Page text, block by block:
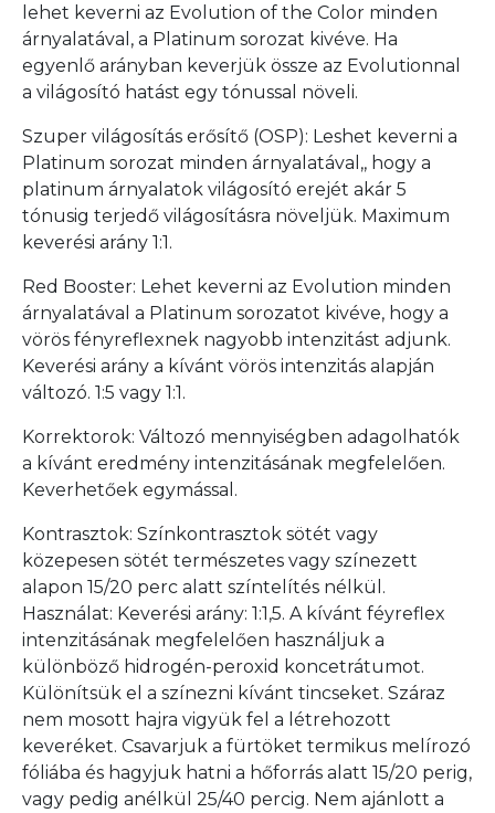
lehet keverni az Evolution of the Color minden
árnyalatával, a Platinum sorozat kivéve. Ha
egyenlő arányban keverjük össze az Evolutionnal
a világosító hatást egy tónussal növeli.
Szuper világosítás erősítő (OSP): Leshet keverni a
Platinum sorozat minden árnyalatával,, hogy a
platinum árnyalatok világosító erejét akár 5
tónusig terjedő világosításra növeljük. Maximum
keverési arány 1:1.
Red Booster: Lehet keverni az Evolution minden
árnyalatával a Platinum sorozatot kivéve, hogy a
vörös fényreflexnek nagyobb intenzitást adjunk.
Keverési arány a kívánt vörös intenzitás alapján
változó. 1:5 vagy 1:1.
Korrektorok: Változó mennyiségben adagolhatók
a kívánt eredmény intenzitásának megfelelően.
Keverhetőek egymással.
Kontrasztok: Színkontrasztok sötét vagy
közepesen sötét természetes vagy színezett
alapon 15/20 perc alatt színtelítés nélkül.
Használat: Keverési arány: 1:1,5. A kívánt féyreflex
intenzitásának megfelelően használjuk a
különböző hidrogén-peroxid koncetrátumot.
Különítsük el a színezni kívánt tincseket. Száraz
nem mosott hajra vigyük fel a létrehozott
keveréket. Csavarjuk a fürtöket termikus melírozó
fóliába és hagyjuk hatni a hőforrás alatt 15/20 perig,
vagy pedig anélkül 25/40 percig. Nem ajánlott a